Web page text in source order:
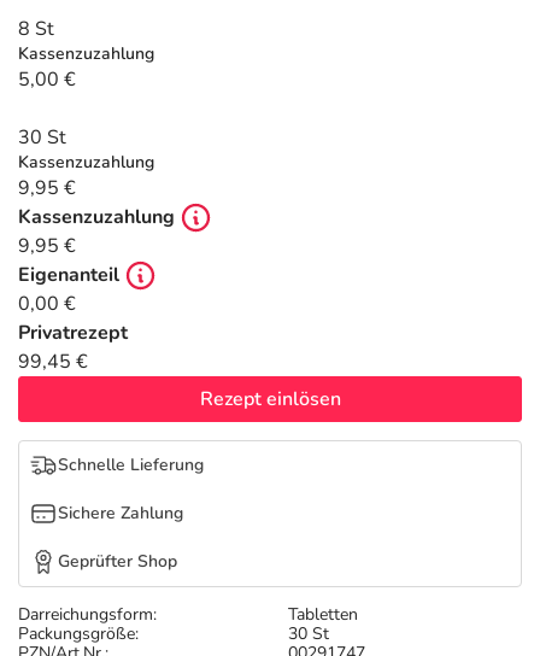
Tierapotheke
Vitamine & Mineralstoffe
Marken
Salus Deals
Darreichungsform:
Tabletten
Packungsgröße:
30 St
8 St
Kassenzuzahlung
5,00 €
30 St
Kassenzuzahlung
9,95 €
Kassenzuzahlung
9,95 €
Eigenanteil
0,00 €
Privatrezept
99,45 €
Rezept einlösen
Schnelle Lieferung
Sichere Zahlung
Geprüfter Shop